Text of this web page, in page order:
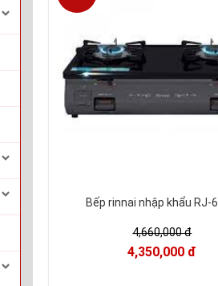
Bếp rinnai nhập khẩu RJ-
4,660,000 đ
4,350,000 đ